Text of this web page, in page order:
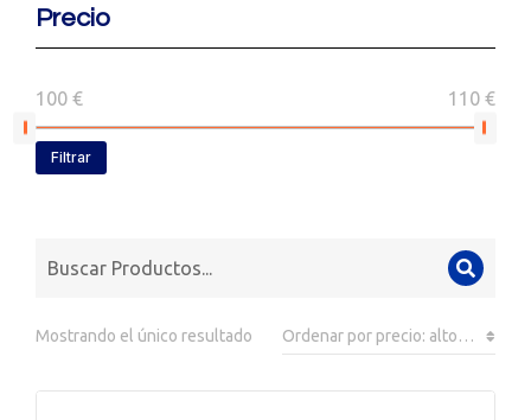
Precio
100 € 110 €
Filtrar
Mostrando el único resultado